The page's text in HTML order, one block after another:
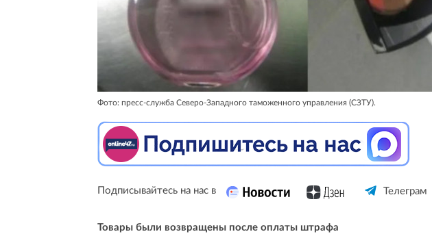
Фото: пресс-служба Северо-Западного таможенного управления (СЗТУ).
Подписывайтесь на нас в Телеграм
Товары были возвращены после оплаты штрафа